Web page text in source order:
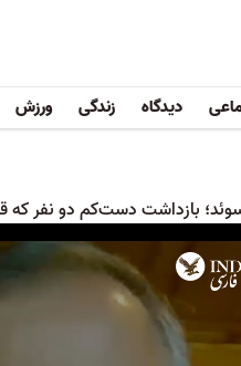
دیدگاه زندگی ورزش
بازداشت دست‌کم دو نفر که